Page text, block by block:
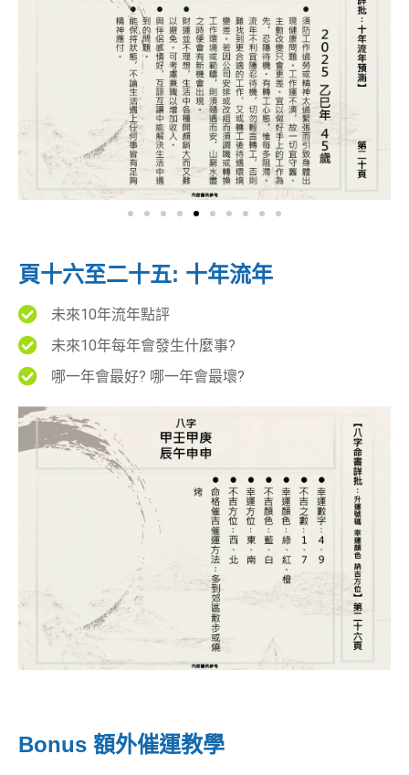
頁十六至二十五: 十年流年
未來10年流年點評
未來10年每年會發生什麼事?
哪一年會最好? 哪一年會最壞?
Bonus 額外催運教學